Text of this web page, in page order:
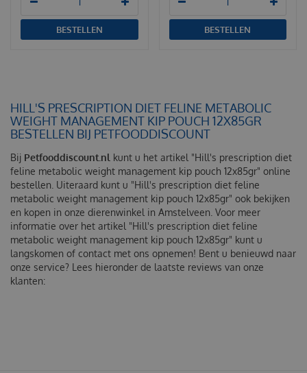
BESTELLEN BESTELLEN
HILL'S PRESCRIPTION DIET FELINE METABOLIC
WEIGHT MANAGEMENT KIP POUCH 12X85GR
BESTELLEN BIJ PETFOODDISCOUNT
Bij Petfooddiscount.nl kunt u het artikel "Hill's prescription diet
feline metabolic weight management kip pouch 12x85gr" online
bestellen. Uiteraard kunt u "Hill's prescription diet feline
metabolic weight management kip pouch 12x85gr" ook bekijken
en kopen in onze dierenwinkel in Amstelveen. Voor meer
informatie over het artikel "Hill's prescription diet feline
metabolic weight management kip pouch 12x85gr" kunt u
langskomen of contact met ons opnemen! Bent u benieuwd naar
onze service? Lees hieronder de laatste reviews van onze
klanten: